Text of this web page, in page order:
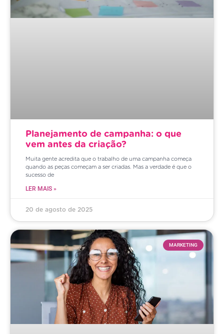
Planejamento de campanha: o que
vem antes da criação?
Muita gente acredita que o trabalho de uma campanha começa
quando as peças começam a ser criadas. Mas a verdade é que o
sucesso de
LER MAIS »
20 de agosto de 2025
MARKETING